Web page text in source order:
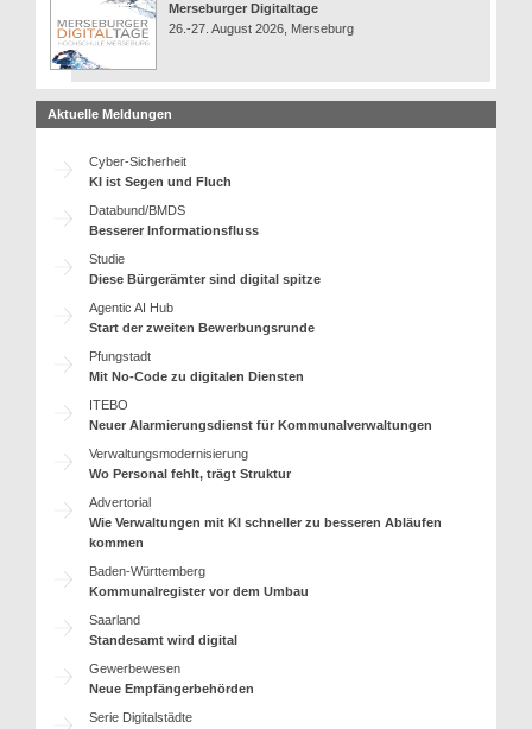
Merseburger Digitaltage
26.-27. August 2026, Merseburg
Aktuelle Meldungen
Cyber-Sicherheit
KI ist Segen und Fluch
Databund/BMDS
Besserer Informationsfluss
Studie
Diese Bürgerämter sind digital spitze
Agentic AI Hub
Start der zweiten Bewerbungsrunde
Pfungstadt
Mit No-Code zu digitalen Diensten
ITEBO
Neuer Alarmierungsdienst für Kommunalverwaltungen
Verwaltungsmodernisierung
Wo Personal fehlt, trägt Struktur
Advertorial
Wie Verwaltungen mit KI schneller zu besseren Abläufen
kommen
Baden-Württemberg
Kommunalregister vor dem Umbau
Saarland
Standesamt wird digital
Gewerbewesen
Neue Empfängerbehörden
Serie Digitalstädte